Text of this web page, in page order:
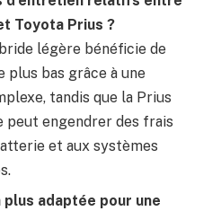
Toyota Prius ?
légère bénéficie de
plus bas grâce à une
tandis que la Prius
peut engendrer des frais
et aux systèmes
adaptée pour une